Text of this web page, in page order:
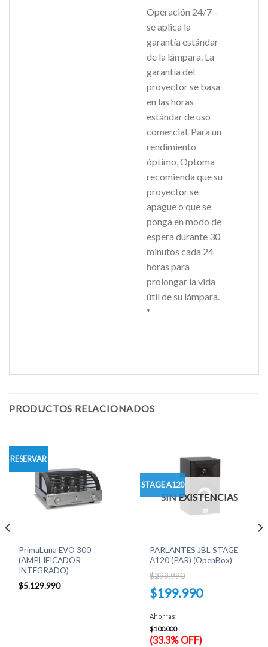
Operación 24/7 –
se aplica la
garantía estándar
de la lámpara. La
garantía del
proyector se basa
en las horas
estándar de uso
comercial. Para un
rendimiento
óptimo, Optoma
recomienda que su
proyector se
apague o que se
ponga en modo de
espera durante 30
minutos cada 24
horas para
prolongar la vida
útil de su lámpara.
*
PRODUCTOS RELACIONADOS
RESERVAR
PrimaLuna EVO 300
(AMPLIFICADOR
INTEGRADO)
$5.129.990
STAGE A120
SIN EXISTENCIAS
PARLANTES JBL STAGE
A120 (PAR) (OpenBox)
$299.990
El
precio
original
$299.990.
$199.990
precio
actual
es:
$199.990.
Ahorras:
$100.000
(33.3% OFF)